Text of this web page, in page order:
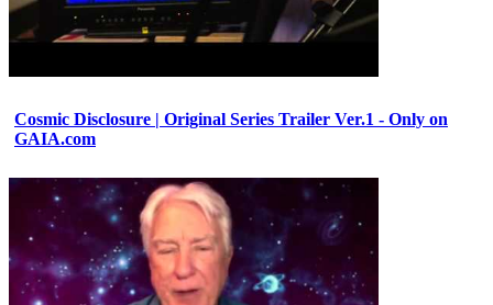
Cosmic Disclosure | Original Series Trailer Ver.1 - Only on
GAIA.com